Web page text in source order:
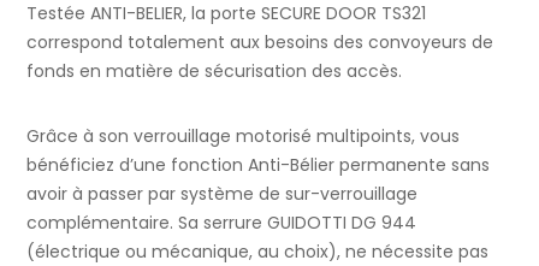
Testée ANTI-BELIER, la porte SECURE DOOR TS321
correspond totalement aux besoins des convoyeurs de
fonds en matière de sécurisation des accès.
Grâce à son verrouillage motorisé multipoints, vous
bénéficiez d’une fonction Anti-Bélier permanente sans
avoir à passer par système de sur-verrouillage
complémentaire. Sa serrure GUIDOTTI DG 944
(électrique ou mécanique, au choix), ne nécessite pas